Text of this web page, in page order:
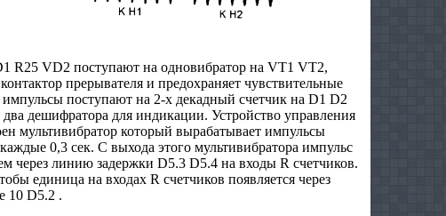
R25 VD2 поступают на одновибратор на VT1 VT2,
прерывателя и предохраняет чувствительные
поступают на 2-х декадный счетчик на D1 D2
дешифратора для индикации. Устройство управления
мультивибратор который вырабатывает импульсы
0,3 сек. С выхода этого мультивибратора импульс
через линию задержки D5.3 D5.4 на входы R счетчиков.
единица на входах R счетчиков появляется через
10 D5.2 .